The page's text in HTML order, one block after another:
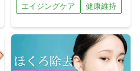
エイジングケア 健康維持